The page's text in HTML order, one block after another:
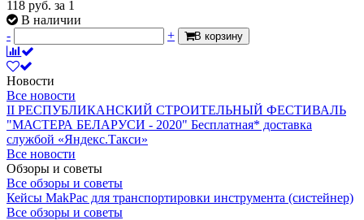
118 руб. за 1
В наличии
-
+ В корзину
Новости
Все новости
II РЕСПУБЛИКАНСКИЙ СТРОИТЕЛЬНЫЙ ФЕСТИВАЛЬ
"МАСТЕРА БЕЛАРУСИ - 2020" Бесплатная* доставка
службой «Яндекс.Такси»
Все новости
Обзоры и советы
Все обзоры и советы
Кейсы MakPac для транспортировки инструмента (систейнер)
Все обзоры и советы